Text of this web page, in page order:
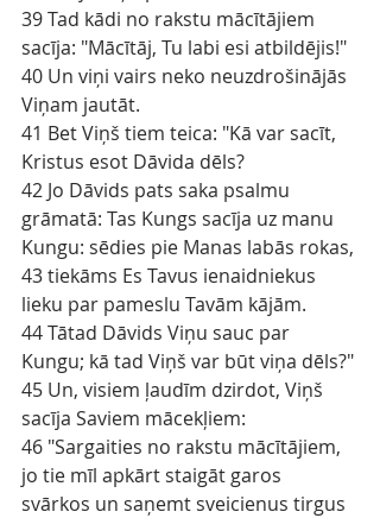
39 Tad kādi no rakstu mācītājiem
sacīja: "Mācītāj, Tu labi esi atbildējis!"
40 Un viņi vairs neko neuzdrošinājās
Viņam jautāt.
41 Bet Viņš tiem teica: "Kā var sacīt,
Kristus esot Dāvida dēls?
42 Jo Dāvids pats saka psalmu
grāmatā: Tas Kungs sacīja uz manu
Kungu: sēdies pie Manas labās rokas,
43 tiekāms Es Tavus ienaidniekus
lieku par pameslu Tavām kājām.
44 Tātad Dāvids Viņu sauc par
Kungu; kā tad Viņš var būt viņa dēls?"
45 Un, visiem ļaudīm dzirdot, Viņš
sacīja Saviem mācekļiem:
46 "Sargaities no rakstu mācītājiem,
jo tie mīl apkārt staigāt garos
svārkos un saņemt sveicienus tirgus